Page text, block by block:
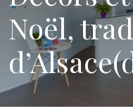
Noël,